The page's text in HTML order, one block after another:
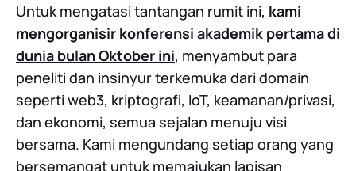
Untuk mengatasi tantangan rumit ini, kami
mengorganisir konferensi akademik pertama di
dunia bulan Oktober ini, menyambut para
peneliti dan insinyur terkemuka dari domain
seperti web3, kriptografi, IoT, keamanan/privasi,
dan ekonomi, semua sejalan menuju visi
bersama. Kami mengundang setiap orang yang
bersemangat untuk memajukan lapisan